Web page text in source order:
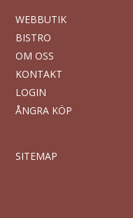
WEBBUTIK
BISTRO
OM OSS
KONTAKT
LOGIN
ÅNGRA KÖP
SITEMAP